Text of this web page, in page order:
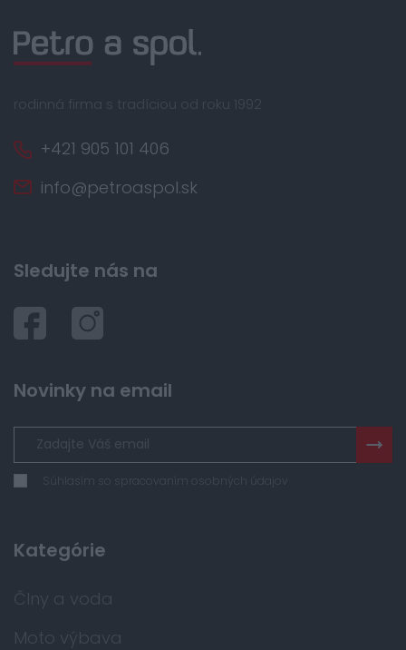
rodinná firma s tradíciou od roku 1992
+421 905 101 406
info@petroaspol.sk
Sledujte nás na
Novinky na email
Súhlasím so spracovaním osobných údajov
Kategórie
Člny a voda
Moto výbava